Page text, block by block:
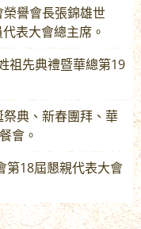
譽會長張錦雄世
表大會總主席。
祖先典禮暨華總第19
典、新春團拜、華
會。
第18屆懇親代表大會